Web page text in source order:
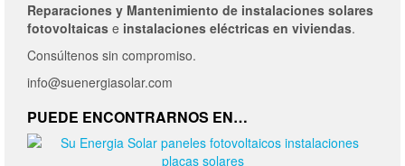
Reparaciones y Mantenimiento de instalaciones solares
fotovoltaicas e instalaciones eléctricas en viviendas.
Consúltenos sin compromiso.
info@suenergiasolar.com
PUEDE ENCONTRARNOS EN…